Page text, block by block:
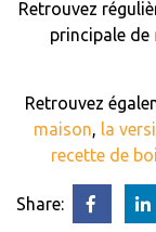
Retrouvez
principale de
Retrouvez
maison, la
recette de
Share: